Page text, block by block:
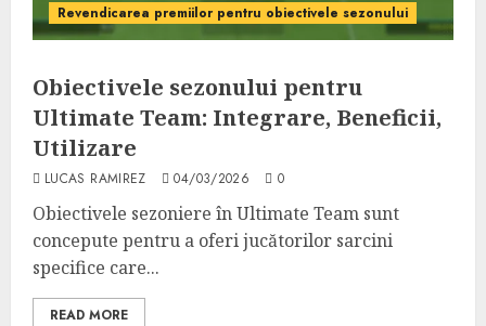
Revendicarea premiilor pentru obiectivele sezonului
Obiectivele sezonului pentru
Ultimate Team: Integrare, Beneficii,
Utilizare
LUCAS RAMIREZ 04/03/2026 0
Obiectivele sezoniere în Ultimate Team sunt
concepute pentru a oferi jucătorilor sarcini
specifice care...
READ MORE